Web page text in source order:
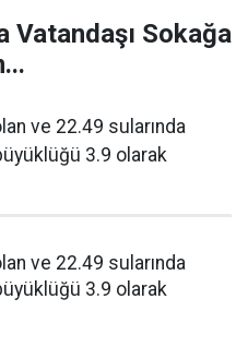
Vatandaşı Sokağa
ve 22.49 sularında
3.9 olarak
ve 22.49 sularında
3.9 olarak